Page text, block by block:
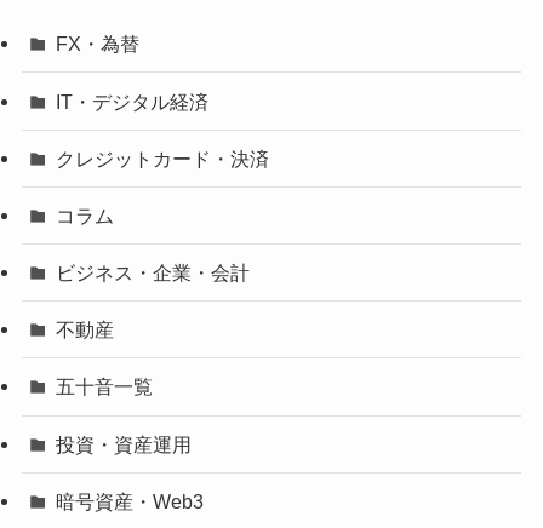
FX・為替
IT・デジタル経済
クレジットカード・決済
コラム
ビジネス・企業・会計
不動産
五十音一覧
投資・資産運用
暗号資産・Web3